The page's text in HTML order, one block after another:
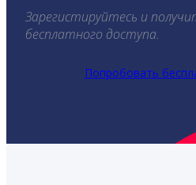
Зарегистируйтесь и
бесплатного доступа.
Попробовать